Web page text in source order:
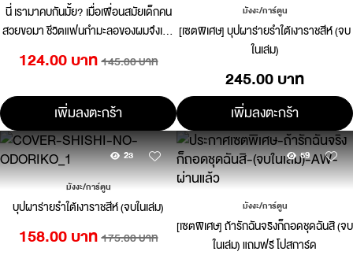
นี่ เรามาคบกันมั้ย? เมื่อเพื่อนสมัยเด็กคน
สวยขอมา ชีวิตแฟนกำมะลอของผมจึงเริ่ม
124.00 บาท 145.00 บาท
เพิ่มลงตะกร้า
มังงะ/การ์ตูน
[เซตพิเศษ] บุปผาร่ายรำใต้เงาราชสีห์ (จบ
ในเล่ม)
245.00 บาท
เพิ่มลงตะกร้า
23
มังงะ/การ์ตูน
บุปผาร่ายรำใต้เงาราชสีห์ (จบในเล่ม)
158.00 บาท 175.00 บาท
59
มังงะ/การ์ตูน
[เซตพิเศษ] ถ้ารักฉันจริงก็ถอดชุดฉันสิ (จบ
ในเล่ม) แถมฟรี โปสการ์ด